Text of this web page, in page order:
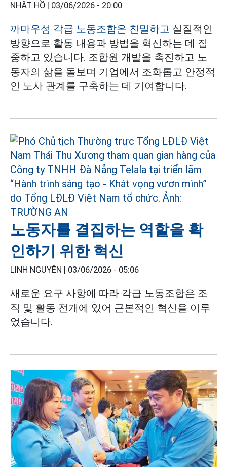
NHẬT HỒ | 03/06/2026 - 20:00
까마우성 각급 노동조합은 친밀하고 실질적인
방향으로 활동 내용과 방법을 혁신하는 데 집
중하고 있습니다. 조합원 개발을 촉진하고 노
동자의 삶을 돌보며 기업에서 조화롭고 안정적
인 노사 관계를 구축하는 데 기여합니다.
노동자를 결집하는 역할을 확
인하기 위한 혁신
LINH NGUYÊN | 03/06/2026 - 05:06
새로운 요구 사항에 따라 각급 노동조합은 조
직 및 활동 전개에 있어 근본적인 혁신을 이루
었습니다.